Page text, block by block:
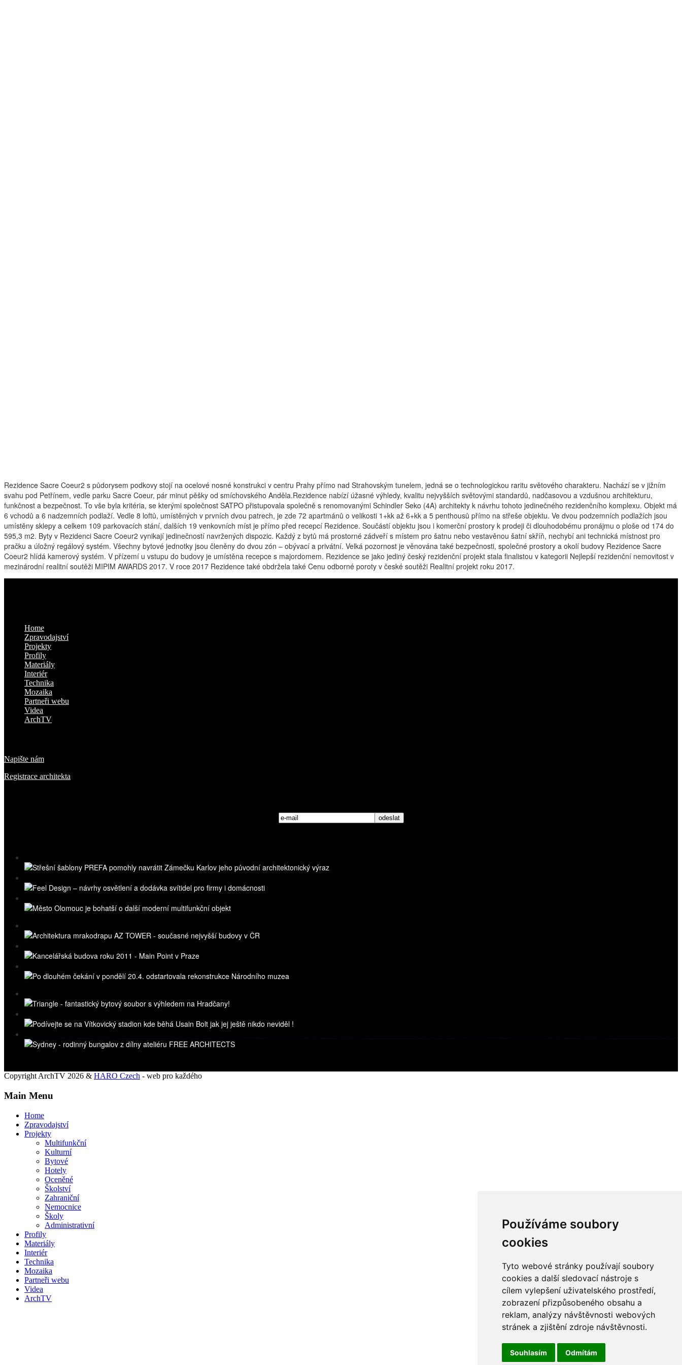
Používáme soubory
cookies
Tyto webové stránky používají soubory
cookies a další sledovací nástroje s
cílem vylepšení uživatelského prostředí,
zobrazení přizpůsobeného obsahu a
reklam, analýzy návštěvnosti webových
stránek a zjištění zdroje návštěvnosti.
Souhlasím Odmítám
Rezidence Sacre Coeur2 s půdorysem podkovy stojí na ocelové nosné konstrukci v centru Prahy přímo nad Strahovským tunelem, jedná se o technologickou raritu světového charakteru. Nachází se v jižním
svahu pod Petřínem, vedle parku Sacre Coeur, pár minut pěšky od smíchovského Anděla.Rezidence nabízí úžasné výhledy, kvalitu nejvyšších světovými standardů, nadčasovou a vzdušnou architekturu,
funkčnost a bezpečnost. To vše byla kritéria, se kterými společnost SATPO přistupovala společně s renomovanými Schindler Seko (4A) architekty k návrhu tohoto jedinečného rezidenčního komplexu. Objekt má
6 vchodů a 6 nadzemních podlaží. Vedle 8 loftů, umístěných v prvních dvou patrech, je zde 72 apartmánů o velikosti 1+kk až 6+kk a 5 penthousů přímo na střeše objektu. Ve dvou podzemních podlažích jsou
umístěny sklepy a celkem 109 parkovacích stání, dalších 19 venkovních míst je přímo před recepcí Rezidence. Součástí objektu jsou i komerční prostory k prodeji či dlouhodobému pronájmu o ploše od 174 do
595,3 m2. Byty v Rezidenci Sacre Coeur2 vynikají jedinečností navržených dispozic. Každý z bytů má prostorné zádveří s místem pro šatnu nebo vestavěnou šatní skříň, nechybí ani technická místnost pro
pračku a úložný regálový systém. Všechny bytové jednotky jsou členěny do dvou zón – obývací a privátní. Velká pozornost je věnována také bezpečnosti, společné prostory a okolí budovy Rezidence Sacre
Coeur2 hlídá kamerový systém. V přízemí u vstupu do budovy je umístěna recepce s majordomem. Rezidence se jako jediný český rezidenční projekt stala finalistou v kategorii Nejlepší rezidenční nemovitost v
mezinárodní realitní soutěži MIPIM AWARDS 2017. V roce 2017 Rezidence také obdržela také Cenu odborné poroty v české soutěži Realitní projekt roku 2017.
Home
Zpravodajství
Projekty
Profily
Materiály
Interiér
Technika
Mozaika
Partneři webu
Videa
ArchTV
Napište nám
Registrace architekta
Copyright ArchTV 2026 & HARO Czech - web pro každého
Main Menu
Home
Zpravodajství
Projekty
Multifunkční
Kulturní
Bytové
Hotely
Oceněné
Školství
Zahraniční
Nemocnice
Školy
Administrativní
Profily
Materiály
Interiér
Technika
Mozaika
Partneři webu
Videa
ArchTV